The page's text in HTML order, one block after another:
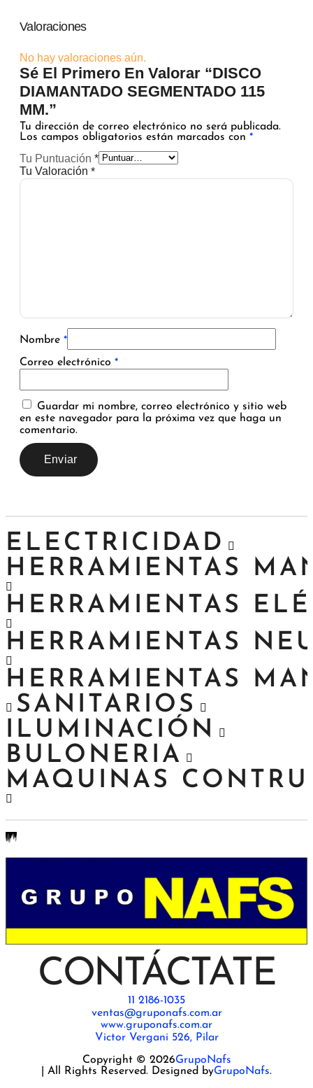
Valoraciones
No hay valoraciones aún.
Sé El Primero En Valorar “DISCO
DIAMANTADO SEGMENTADO 115
MM.”
Tu dirección de correo electrónico no será publicada.
Los campos obligatorios están marcados con *
Tu Puntuación *
Tu Valoración *
Nombre *
Correo electrónico *
Guardar mi nombre, correo electrónico y sitio web
en este navegador para la próxima vez que haga un
comentario.
CONTÁCTATE
11 2186-1035
ventas@gruponafs.com.ar
www.gruponafs.com.ar
Victor Vergani 526, Pilar
Copyright © 2026GrupoNafs
| All Rights Reserved. Designed byGrupoNafs.